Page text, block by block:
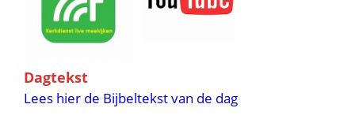
Dagtekst
Lees hier de Bijbeltekst van de dag